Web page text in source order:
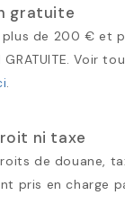
gratuite
plus de 200 € et
GRATUITE. Voir
.
ni taxe
de douane,
pris en charge